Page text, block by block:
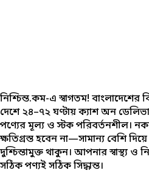
নিশ্চিন্ত.কম-এ স্বাগতম! বাংলাদেশের
দেশে ২৪–৭২ ঘণ্টায় ক্যাশ অন
পণ্যের মূল্য ও স্টক পরিবর্তনশীল।
ক্ষতিগ্রস্ত হবেন না—সামান্য বেশি
দুশ্চিন্তামুক্ত থাকুন। আপনার স্বাস্থ্য ও
সঠিক পণ্যই সঠিক সিদ্ধান্ত।